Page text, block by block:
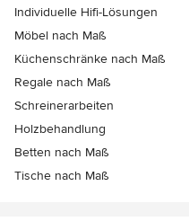
Individuelle Hifi-Lösungen
Möbel nach Maß
Küchenschränke nach Maß
Regale nach Maß
Schreinerarbeiten
Holzbehandlung
Betten nach Maß
Tische nach Maß